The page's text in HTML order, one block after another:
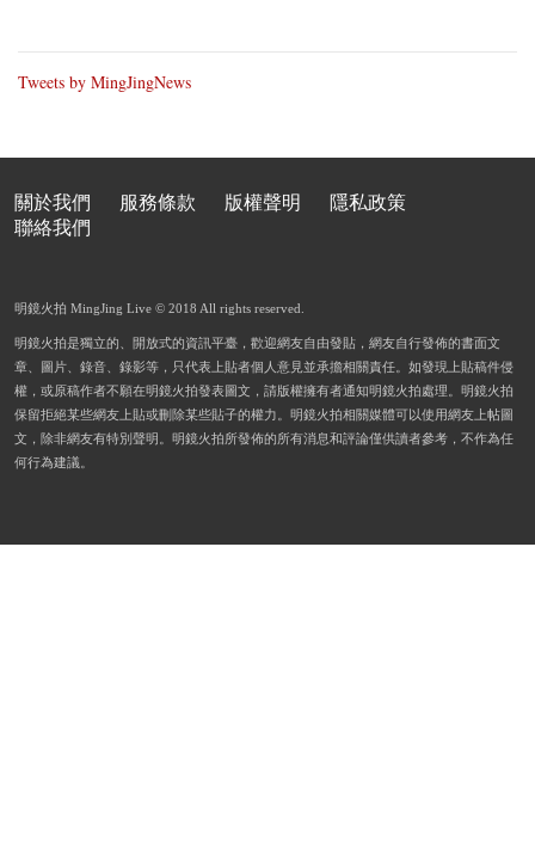
Tweets by MingJingNews
關於我們 服務條款 版權聲明
隱私政策
聯絡我們
明鏡火拍 MingJing Live © 2018 All rights reserved.
明鏡火拍是獨立的、開放式的資訊平臺，歡迎網友自由發貼，網友自行發佈的書面文
章、圖片、錄音、錄影等，只代表上貼者個人意見並承擔相關責任。如發現上貼稿件侵
權，或原稿作者不願在明鏡火拍發表圖文，請版權擁有者通知明鏡火拍處理。明鏡火拍
保留拒絕某些網友上貼或刪除某些貼子的權力。明鏡火拍相關媒體可以使用網友上帖圖
文，除非網友有特別聲明。明鏡火拍所發佈的所有消息和評論僅供讀者參考，不作為任
何行為建議。